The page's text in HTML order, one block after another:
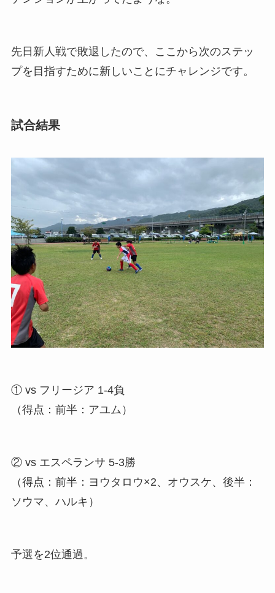
先日新人戦で敗退したので、ここから次のステッ
プを目指すために新しいことにチャレンジです。
試合結果
① vs フリージア 1-4負
（得点：前半：アユム）
② vs エスペランサ 5-3勝
（得点：前半：ヨウタロウ×2、オウスケ、後半：
ソウマ、ハルキ）
予選を2位通過。